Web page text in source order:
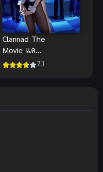
Clannad The
Movie แค
ลนาด เดอะ7.1